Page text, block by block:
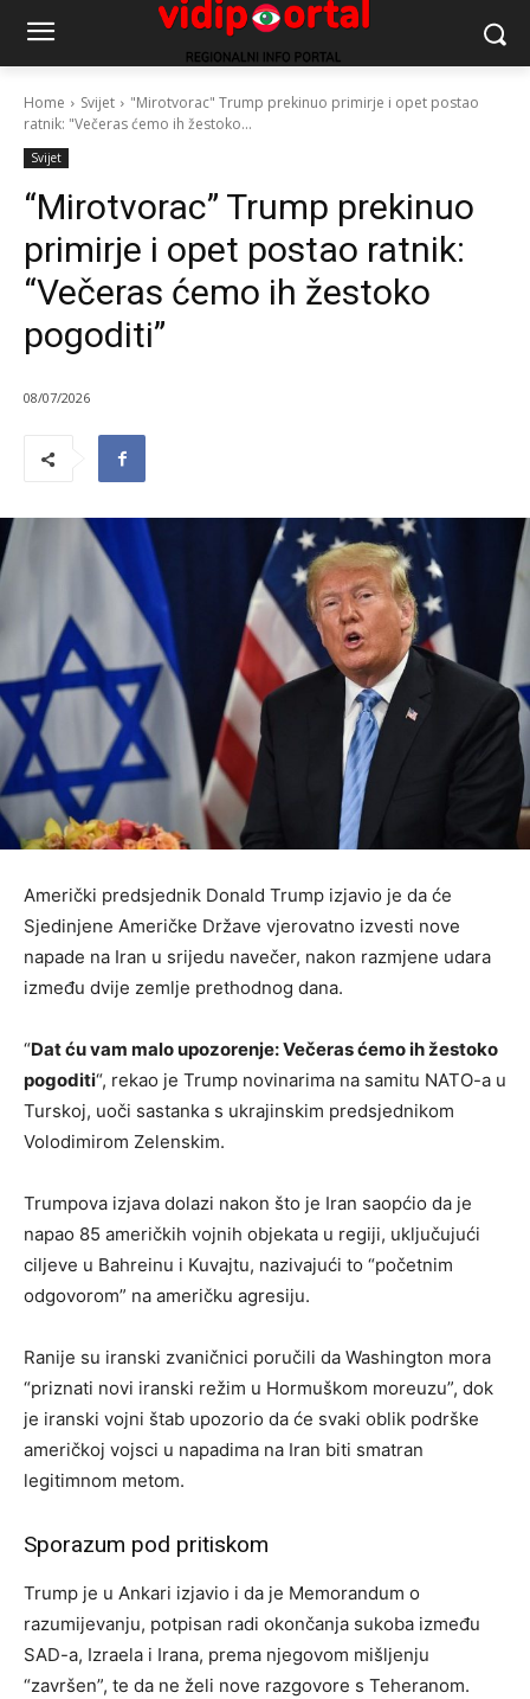
Home Svijet
"Mirotvorac" Trump prekinuo primirje i opet postao
ratnik: "Večeras ćemo ih žestoko...
Svijet
“Mirotvorac” Trump prekinuo
primirje i opet postao ratnik:
“Večeras ćemo ih žestoko
pogoditi”
08/07/2026
Američki predsjednik Donald Trump izjavio je da će
Sjedinjene Američke Države vjerovatno izvesti nove
napade na Iran u srijedu navečer, nakon razmjene udara
između dvije zemlje prethodnog dana.
“Dat ću vam malo upozorenje: Večeras ćemo ih žestoko
pogoditi“, rekao je Trump novinarima na samitu NATO-a u
Turskoj, uoči sastanka s ukrajinskim predsjednikom
Volodimirom Zelenskim.
Trumpova izjava dolazi nakon što je Iran saopćio da je
napao 85 američkih vojnih objekata u regiji, uključujući
ciljeve u Bahreinu i Kuvajtu, nazivajući to “početnim
odgovorom” na američku agresiju.
Ranije su iranski zvaničnici poručili da Washington mora
“priznati novi iranski režim u Hormuškom moreuzu”, dok
je iranski vojni štab upozorio da će svaki oblik podrške
američkoj vojsci u napadima na Iran biti smatran
legitimnom metom.
Sporazum pod pritiskom
Trump je u Ankari izjavio i da je Memorandum o
razumijevanju, potpisan radi okončanja sukoba između
SAD-a, Izraela i Irana, prema njegovom mišljenju
“završen”, te da ne želi nove razgovore s Teheranom.